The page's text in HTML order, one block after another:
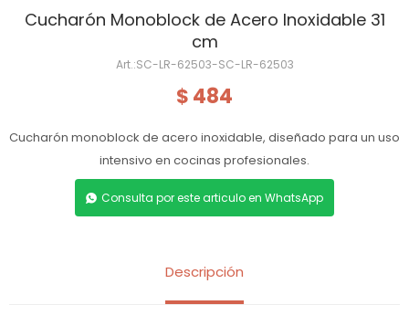
Cucharón Monoblock de Acero Inoxidable 31
cm
SC-LR-62503-SC-LR-62503
$ 484
Cucharón monoblock de acero inoxidable, diseñado para un uso
intensivo en cocinas profesionales.
Consulta por este articulo en WhatsApp
Descripción